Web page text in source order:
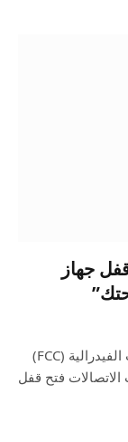
جهاز
في شهر يونيو الماضي، اقترحت لجنة الاتصالات الفيدرالية (FCC)
فتح قفل